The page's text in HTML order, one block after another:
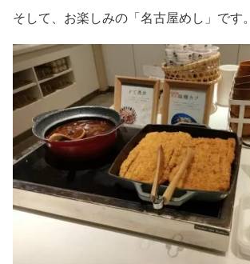
そして、お楽しみの「名古屋めし」です。